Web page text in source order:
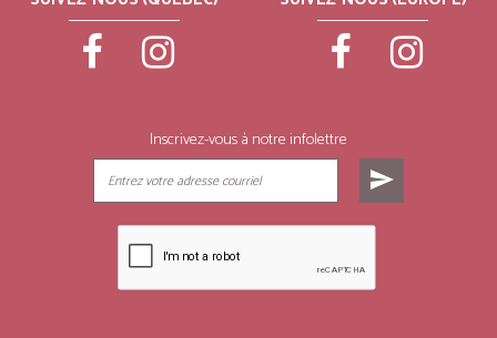
Inscrivez-vous à notre infolettre
send